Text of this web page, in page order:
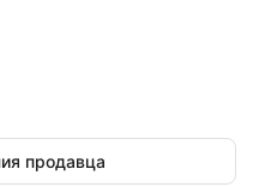
продавца